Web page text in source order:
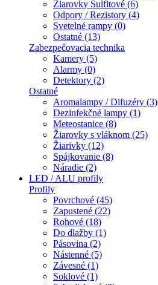
Žiarovky Sulfitové (6)
Odpory / Rezistory (4)
Svetelné rampy (0)
Ostatné (13)
Zabezpečovacia technika
Kamery (5)
Alarmy (0)
Detektory (2)
Ostatné
Aromalampy / Difuzéry (3)
Dezinfekčné lampy (1)
Meteostanice (8)
Žiarovky s vláknom (25)
Žiarivky (12)
Spájkovanie (8)
Náradie (2)
LED / ALU profily
Profily
Povrchové (45)
Zapustené (22)
Rohové (18)
Do dlažby (1)
Pásovina (2)
Nástenné (5)
Závesné (1)
Soklové (1)